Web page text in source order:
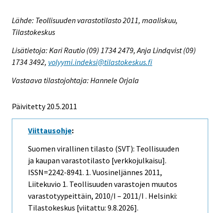
Lähde: Teollisuuden varastotilasto 2011, maaliskuu,
Tilastokeskus
Lisätietoja: Kari Rautio (09) 1734 2479, Anja Lindqvist (09)
1734 3492, volyymi.indeksi@tilastokeskus.fi
Vastaava tilastojohtaja: Hannele Orjala
Päivitetty 20.5.2011
Viittausohje:
Suomen virallinen tilasto (SVT): Teollisuuden
ja kaupan varastotilasto [verkkojulkaisu].
ISSN=2242-8941. 1. Vuosineljännes 2011,
Liitekuvio 1. Teollisuuden varastojen muutos
varastotyypeittäin, 2010/I – 2011/I . Helsinki:
Tilastokeskus [viitattu: 9.8.2026].